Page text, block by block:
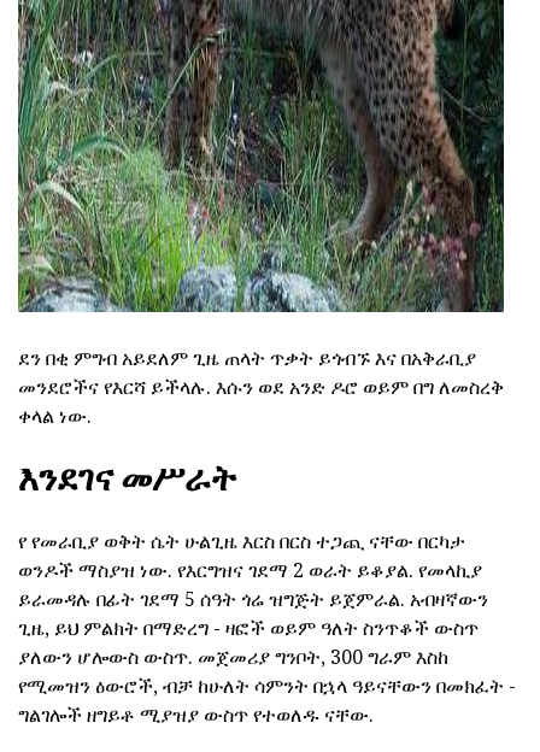
ad
ደን በቂ ምግብ አይደለም ጊዜ ጠላት ጥቃት ይጎብኙ እና በአቅራቢያ
መንደሮችና የእርሻ ይችላሉ. እሱን ወደ አንድ ዶሮ ወይም በግ ለመስረቅ
ቀላል ነው.
እንደገና መሥራት
የ የመራቢያ ወቅት ሴት ሁልጊዜ እርስ በርስ ተጋጪ ናቸው በርካታ
ወንዶች ማስያዝ ነው. የእርግዝና ገደማ 2 ወራት ይቆያል. የመላኪያ
ይራመዳሉ በፊት ገደማ 5 ሰዓት ጎሬ ዝግጅት ይጀምራል. አብዛኛውን
ጊዜ, ይህ ምልክት በማድረግ - ዛፎች ወይም ዓለት ስንጥቆች ውስጥ
ያለውን ሆሎውስ ውስጥ. መጀመሪያ ግንቦት, 300 ግራም እስከ
የሚመዝን ዕውሮች, ብቻ ከሁለት ሳምንት በኋላ ዓይናቸውን በመክፈት -
ግልገሎች ዘግይቶ ሚያዝያ ውስጥ የተወለዱ ናቸው.